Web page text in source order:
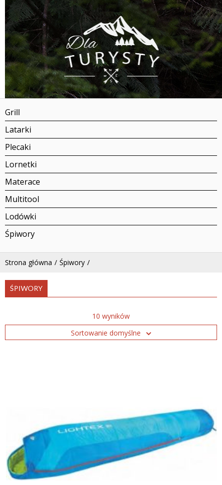
Grill
Latarki
Plecaki
Lornetki
Materace
Multitool
Lodówki
Śpiwory
Strona główna Śpiwory
ŚPIWORY
10 wyników
Sortowanie domyślne